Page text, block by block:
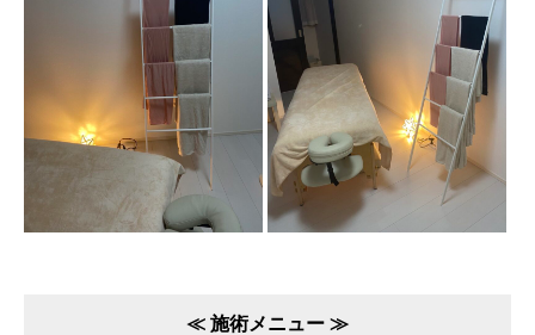
≪ 施術メニュー ≫